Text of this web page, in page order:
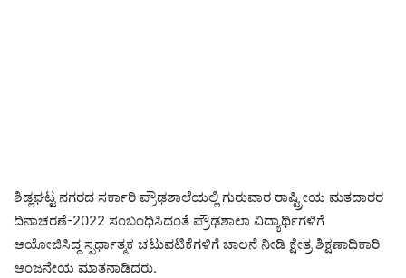
ಶಿಡ್ಲಘಟ್ಟ ನಗರದ ಸರ್ಕಾರಿ ಪ್ರೌಢಶಾಲೆಯಲ್ಲಿ ಗುರುವಾರ ರಾಷ್ಟ್ರೀಯ ಮತದಾರರ
ದಿನಾಚರಣೆ-2022 ಸಂಬಂಧಿಸಿದಂತೆ ಪ್ರೌಢಶಾಲಾ ವಿದ್ಯಾರ್ಥಿಗಳಿಗೆ
ಆಯೋಜಿಸಿದ್ದ ಸ್ಪರ್ಧಾತ್ಮಕ ಚಟುವಟಿಕೆಗಳಿಗೆ ಚಾಲನೆ ನೀಡಿ ಕ್ಷೇತ್ರ ಶಿಕ್ಷಣಾಧಿಕಾರಿ
ಆಂಜನೇಯ ಮಾತನಾಡಿದರು.